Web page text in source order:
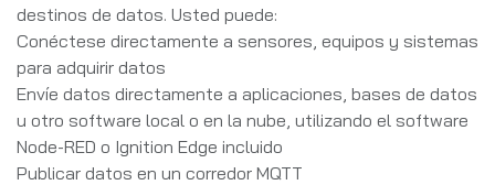
destinos de datos. Usted puede:
Conéctese directamente a sensores, equipos y sistemas
para adquirir datos
Envíe datos directamente a aplicaciones, bases de datos
u otro software local o en la nube, utilizando el software
Node-RED o Ignition Edge incluido
Publicar datos en un corredor MQTT